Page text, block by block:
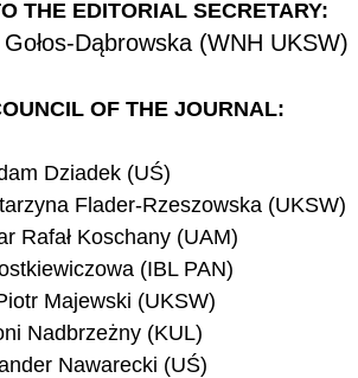
THE EDITORIAL SECRETARY:
Dąbrowska (WNH UKSW)
OF THE JOURNAL:
Dziadek (UŚ)
Flader-Rzeszowska (UKSW)
Rafał Koschany (UAM)
(IBL PAN)
Majewski (UKSW)
Nadbrzeżny (KUL)
Nawarecki (UŚ)